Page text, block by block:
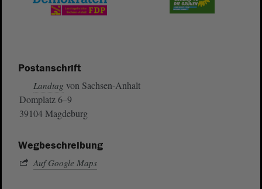
Postanschrift
Landtag von Sachsen-Anhalt
Domplatz 6–9
39104 Magdeburg
Wegbeschreibung
Auf Google Maps